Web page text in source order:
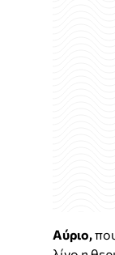
Αύριο,